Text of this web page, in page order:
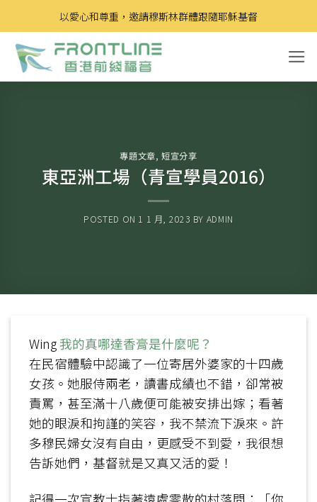
to
content
以愛心和尊重，邀請穆斯林群體跟隨耶穌基督
專題文章,短宣分享
東亞洲工場（青宣學員2016）
POSTED ON 1 1 月, 2023 BY ADMIN
Wing 我的真哪達香膏是什麼呢？
在民宿體驗中認識了一位寄居外婆家的十四歲
女孩。她服侍兩老，讀書成績也不錯，卻常被
責罵，甚至滿十八歲便可能被安排出嫁；看著
她的眼淚和拘謹的笑容，我不禁流下淚來。許
多穆民婦女沒有自由，更感受不到愛，我很想
告訴她們，基督就是又真又活的愛！